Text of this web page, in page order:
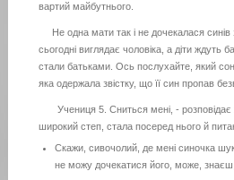
вартий майбутнього.
Не одна мати так і не дочекалася синів
сьогодні виглядає чоловіка, а діти ждуть
стали батьками. Ось послухайте, який сон
яка одержала звістку, що її син пропав
Учениця 5. Сниться мені, - розповідає
широкий степ, стала посеред нього й
Скажи, сивочолий, де мені синочка
не можу дочекатися його, може,